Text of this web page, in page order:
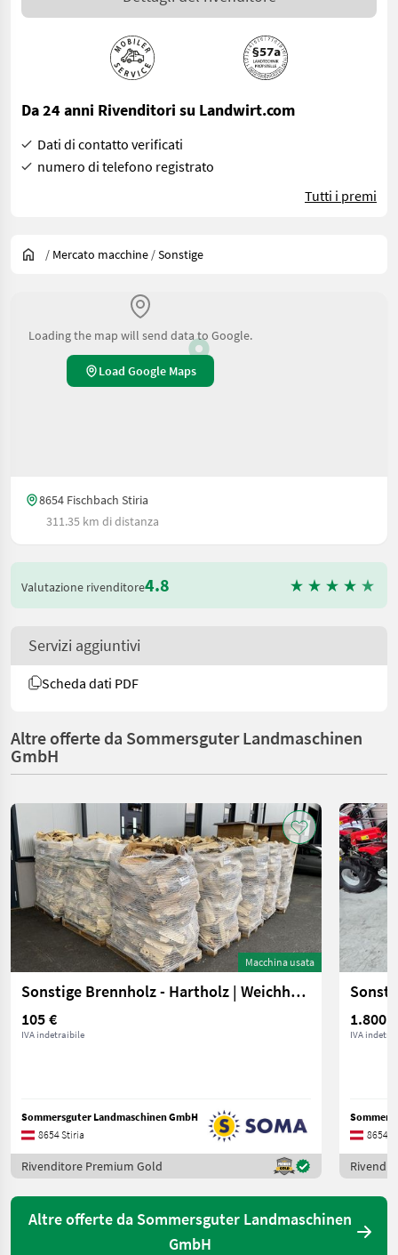
Da 24 anni Rivenditori su Landwirt.com
Dati di contatto verificati
numero di telefono registrato
Tutti i premi
/ Mercato macchine /Sonstige
Loading the map will send data to Google.
Load Google Maps
8654 Fischbach Stiria
311.35 km di distanza
Valutazione rivenditore4.8
Servizi aggiuntivi
Scheda dati PDF
Altre offerte da Sommersguter Landmaschinen
GmbH
Macchina usata
Sonstige Brennholz - Hartholz | Weichholz
105 €
IVA indetraibile
Sommersguter Landmaschinen GmbH
8654 Stiria
Rivenditore Premium Gold
1.800 €
IVA
8654
Altre offerte da Sommersguter Landmaschinen
GmbH